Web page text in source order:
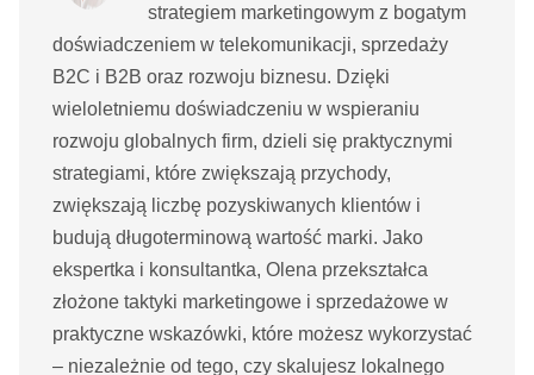
strategiem marketingowym z bogatym
doświadczeniem w telekomunikacji, sprzedaży
B2C i B2B oraz rozwoju biznesu. Dzięki
wieloletniemu doświadczeniu w wspieraniu
rozwoju globalnych firm, dzieli się praktycznymi
strategiami, które zwiększają przychody,
zwiększają liczbę pozyskiwanych klientów i
budują długoterminową wartość marki. Jako
ekspertka i konsultantka, Olena przekształca
złożone taktyki marketingowe i sprzedażowe w
praktyczne wskazówki, które możesz wykorzystać
– niezależnie od tego, czy skalujesz lokalnego